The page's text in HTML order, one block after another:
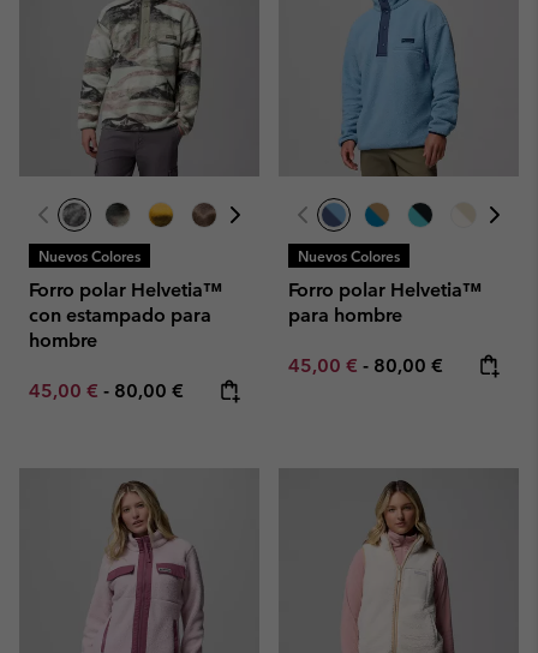
Nuevos Colores
Forro polar Helvetia™
con estampado para
hombre
Minimum sale price:
45,00 € - Maximum price:
80,00 €
Nuevos Colores
Forro polar Helvetia™
para hombre
Minimum sale price:
45,00 € - Maximum price:
80,00 €